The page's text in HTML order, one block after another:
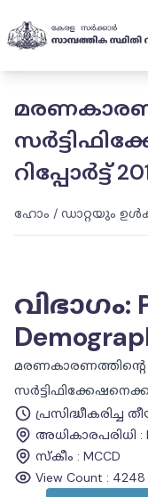
റിപ്പോർട്ട്
ഹോം / ഡാറ്റയും
വിഭാഗം:
പ്രസിദ്ധീകരിച്ച
അധികാരപരിധി :
സ്കീം : MCCD
View Count : 4248